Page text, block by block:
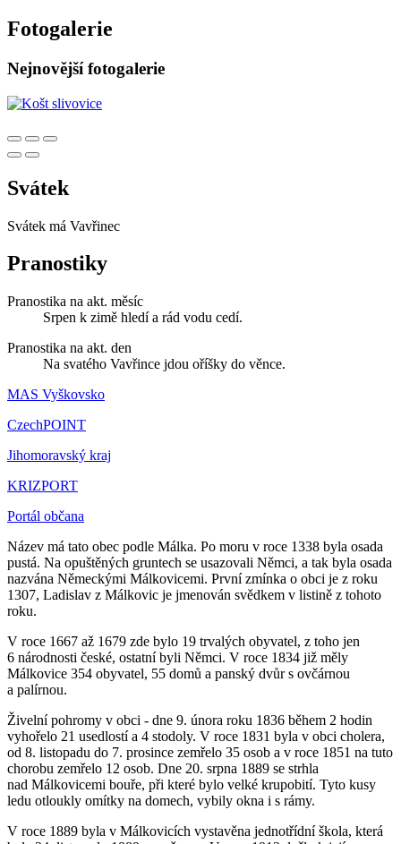
Fotogalerie
Nejnovější fotogalerie
Svátek
Svátek má Vavřinec
Pranostiky
Pranostika na akt. měsíc
Srpen k zimě hledí a rád vodu cedí.
Pranostika na akt. den
Na svatého Vavřince jdou oříšky do věnce.
MAS Vyškovsko
CzechPOINT
Jihomoravský kraj
KRIZPORT
Portál občana
Název má tato obec podle Málka. Po moru v roce 1338 byla osada
pustá. Na opuštěných gruntech se usazovali Němci, a tak byla osada
nazvána Německými Málkovicemi. První zmínka o obci je z roku
1307, Ladislav z Málkovic je jmenován svědkem v listině z tohoto
roku.
V roce 1667 až 1679 zde bylo 19 trvalých obyvatel, z toho jen
6 národnosti české, ostatní byli Němci. V roce 1834 již měly
Málkovice 354 obyvatel, 55 domů a panský dvůr s ovčárnou
a palírnou.
Živelní pohromy v obci - dne 9. února roku 1836 během 2 hodin
vyhořelo 21 usedlostí a 4 stodoly. V roce 1831 byla v obci cholera,
od 8. listopadu do 7. prosince zemřelo 35 osob a v roce 1851 na tuto
chorobu zemřelo 12 osob. Dne 20. srpna 1889 se strhla
nad Málkovicemi bouře, při které bylo velké krupobití. Tyto kusy
ledu otloukly omítky na domech, vybily okna i s rámy.
V roce 1889 byla v Málkovicích vystavěna jednotřídní škola, která